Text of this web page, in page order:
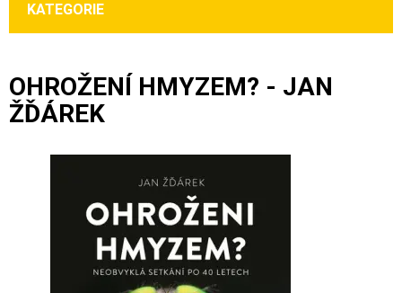
KATEGORIE
OHROŽENÍ HMYZEM? - JAN
ŽĎÁREK